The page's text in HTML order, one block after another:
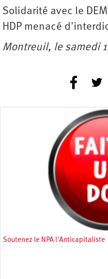
Solidarité avec le
HDP menacé
Montreuil, le samedi
Soutenez le NPA l'Anticapitaliste